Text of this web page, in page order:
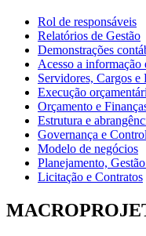
Rol de responsáveis
Relatórios de Gestão
Demonstrações
Acesso a informação
Servidores, Cargos e
Execução
Orçamento e
Estrutura e
Governança e
Modelo de negócios
Planejamento,
Licitação e Contratos